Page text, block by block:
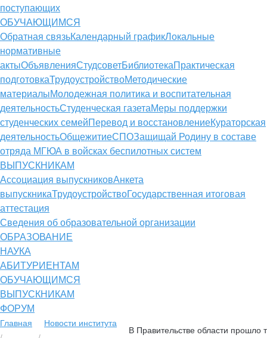
поступающих
ОБУЧАЮЩИМСЯ
Обратная связьКалендарный графикЛокальные
нормативные
актыОбъявленияСтудсоветБиблиотекаПрактическая
подготовкаТрудоустройствоМетодические
материалыМолодежная политика и воспитательная
деятельностьСтуденческая газетаМеры поддержки
студенческих семейПеревод и восстановлениеКураторская
деятельностьОбщежитиеСПОЗащищай Родину в составе
отряда МГЮА в войсках беспилотных систем
ВЫПУСКНИКАМ
Ассоциация выпускниковАнкета
выпускникаТрудоустройствоГосударственная итоговая
аттестация
Сведения об образовательной организации
ОБРАЗОВАНИЕ
НАУКА
АБИТУРИЕНТАМ
ОБУЧАЮЩИМСЯ
ВЫПУСКНИКАМ
ФОРУМ
Главная Новости института
В Правительстве области